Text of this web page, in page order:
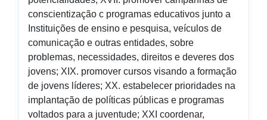
conscientização c programas educativos junto a
Instituições de ensino e pesquisa, veículos de
comunicação e outras entidades, sobre
problemas, necessidades, direitos e deveres dos
jovens; XIX. promover cursos visando a formação
de jovens líderes; XX. estabelecer prioridades na
implantação de políticas públicas e programas
voltados para a juventude; XXI coordenar,